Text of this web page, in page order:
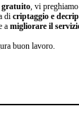
gratuito, vi
di criptaggio e
a migliorare il
buon lavoro.